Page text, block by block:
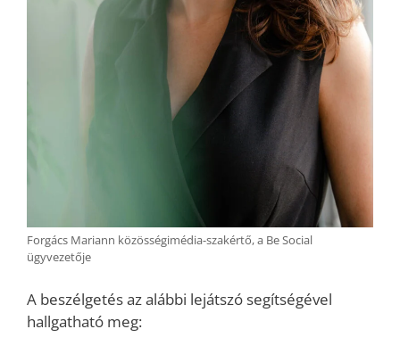
Forgács Mariann közösségimédia-szakértő, a Be Social
ügyvezetője
A beszélgetés az alábbi lejátszó segítségével
hallgatható meg: